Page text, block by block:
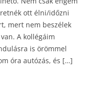
ott élni/időzni
mert nem beszélek
A kollégáim
is örömmel
óra autózás, és […]